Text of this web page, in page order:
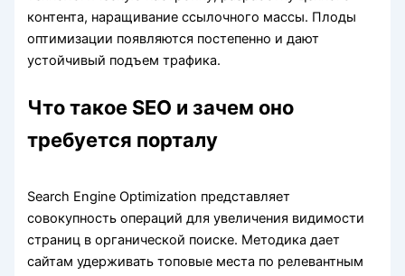
контента, наращивание ссылочного массы. Плоды
оптимизации появляются постепенно и дают
устойчивый подъем трафика.
Что такое SEO и зачем оно
требуется порталу
Search Engine Optimization представляет
совокупность операций для увеличения видимости
страниц в органической поиске. Методика дает
сайтам удерживать топовые места по релевантным